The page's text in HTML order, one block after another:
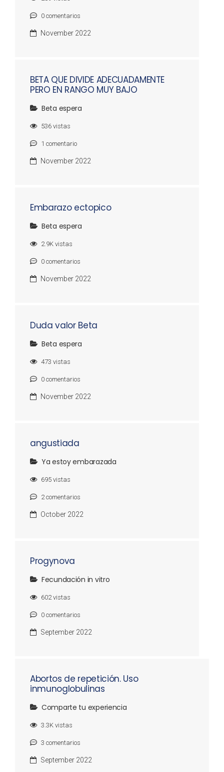
0 comentarios
November 2022
BETA QUE DIVIDE ADECUADAMENTE
PERO EN RANGO MUY BAJO
Beta espera
536 vistas
1 comentario
November 2022
Embarazo ectopico
Beta espera
2.9K vistas
0 comentarios
November 2022
Duda valor Beta
Beta espera
473 vistas
0 comentarios
November 2022
angustiada
Ya estoy embarazada
695 vistas
2comentarios
October 2022
Progynova
Fecundación in vitro
602vistas
0 comentarios
September 2022
Abortos de repetición. Uso
inmunoglobulinas
Comparte tu experiencia
3.3K vistas
3 comentarios
September 2022